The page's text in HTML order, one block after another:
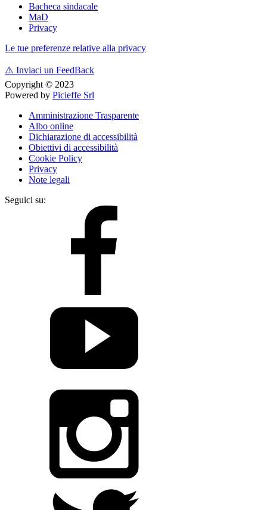
Bacheca sindacale
MaD
Privacy
Le tue preferenze relative alla privacy
⚠️ Inviaci un FeedBack
Copyright © 2023
Powered by Picieffe Srl
Amministrazione Trasparente
Albo online
Dichiarazione di accessibilità
Obiettivi di accessibilità
Cookie Policy
Privacy
Note legali
Seguici su: